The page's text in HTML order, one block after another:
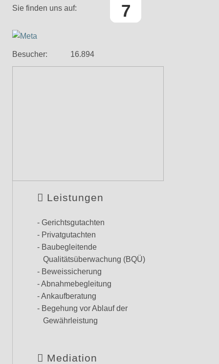
Sie finden uns auf: 7
Face
Besucher: 16.894
Leistungen
- Gerichtsgutachten
- Privatgutachten
- Baubegleitende
Qualitätsüberwachung (BQÜ)
- Beweissicherung
- Abnahmebegleitung
- Ankaufberatung
- Begehung vor Ablauf der
Gewährleistung
Mediation